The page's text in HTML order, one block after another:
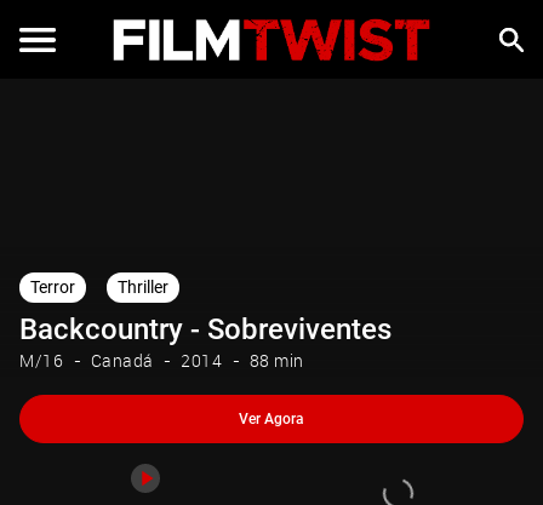
Terror Thriller
Backcountry - Sobreviventes
M/16 Canadá 2014 88 min
Ver Agora